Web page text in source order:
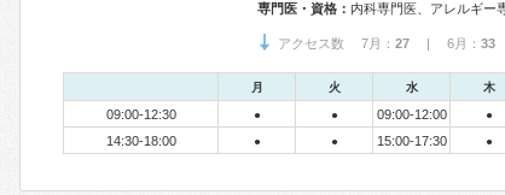
専門医・資格：
アクセス数 7月： 27 | 6月： 33
月 火 水 木
09:00-12:30 ● ● 09:00-12:00 ●
14:30-18:00
● ● 15:00-17:30 ●